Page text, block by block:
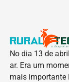
No dia 13 de
ar. Era um
mais importante